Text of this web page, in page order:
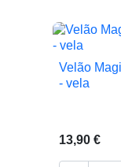
Velão
- vela
13,90 €